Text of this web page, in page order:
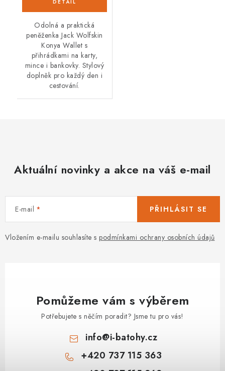
Odolná a praktická
peněženka Jack Wolfskin
Konya Wallet s
přihrádkami na karty,
mince i bankovky. Stylový
doplněk pro každý den i
cestování.
Aktuální novinky a akce na váš e-mail
E-mail
Vložením e-mailu souhlasíte s podmínkami ochrany osobních údajů
PŘIHLÁSIT SE
Pomůžeme vám s výběrem
Potřebujete s něčím poradit? Jsme tu pro vás!
info@i-batohy.cz
+420 737 115 363